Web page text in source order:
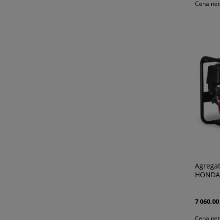
Cena
HONDA
7 060,00
Cena